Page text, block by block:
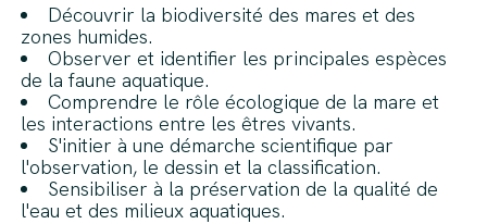
Découvrir la biodiversité des mares et des
zones humides.
Observer et identifier les principales espèces
de la faune aquatique.
Comprendre le rôle écologique de la mare et
les interactions entre les êtres vivants.
S'initier à une démarche scientifique par
l'observation, le dessin et la classification.
Sensibiliser à la préservation de la qualité de
l'eau et des milieux aquatiques.